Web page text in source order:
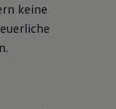
keine